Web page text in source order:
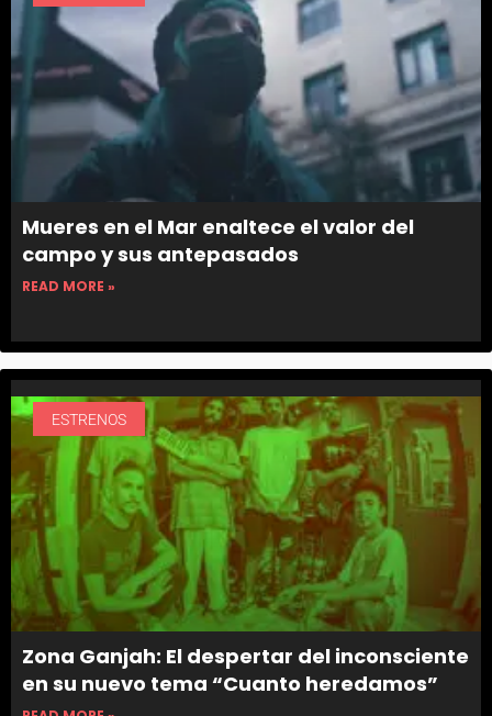
Mueres en el Mar enaltece el valor del
campo y sus antepasados
READ MORE »
ESTRENOS
Zona Ganjah: El despertar del inconsciente
en su nuevo tema “Cuanto heredamos”